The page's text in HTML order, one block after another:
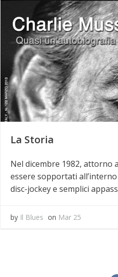
La Storia
Nel dicembre 1982, attorno
essere sopportati
disc-jockey e semplici
by Il Blues on Mar 25